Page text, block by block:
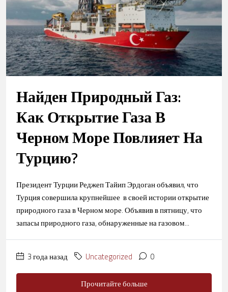
Найден Природный Газ:
Как Открытие Газа В
Черном Море Повлияет На
Турцию?
Президент Турции Реджеп Тайип Эрдоган объявил, что
Турция совершила крупнейшее в своей истории открытие
природного газа в Черном море. Объявив в пятницу, что
запасы природного газа, обнаруженные на газовом...
3 года назад Uncategorized
0
Прочитайте больше